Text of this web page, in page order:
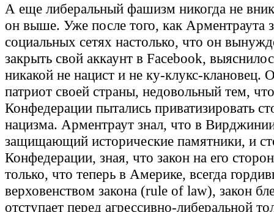
А еще либеральный фашизм никогда не
он выше. Уже после того, как Арментраута
социальных сетях настолько, что он
закрыть свой аккаунт в Facebook,
никакой не нацист и не ку-клукс-клановец.
патриот своей страны, недовольный тем,
Конфедерации пытались приватизировать
нацизма. Арментраут знал, что в
защищающий исторические памятники, и
Конфедерации, зная, что закон на его
только, что теперь в Америке, всегда
верховенством закона (rule of law), закон
отступает перед агрессивно-либеральной